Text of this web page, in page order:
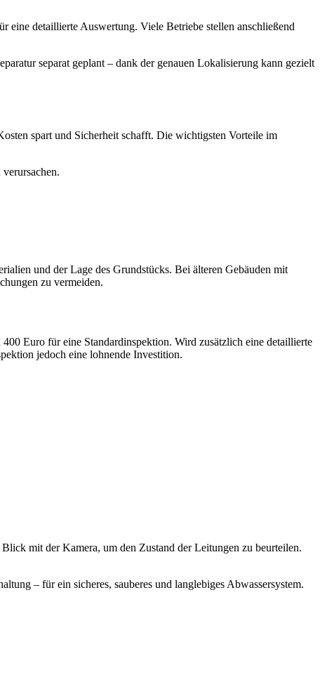
eine detaillierte Auswertung. Viele Betriebe stellen anschließend
separat geplant – dank der genauen Lokalisierung kann gezielt
spart und Sicherheit schafft. Die wichtigsten Vorteile im
und der Lage des Grundstücks. Bei älteren Gebäuden mit
zu vermeiden.
Euro für eine Standardinspektion. Wird zusätzlich eine detaillierte
jedoch eine lohnende Investition.
mit der Kamera, um den Zustand der Leitungen zu beurteilen.
– für ein sicheres, sauberes und langlebiges Abwassersystem.